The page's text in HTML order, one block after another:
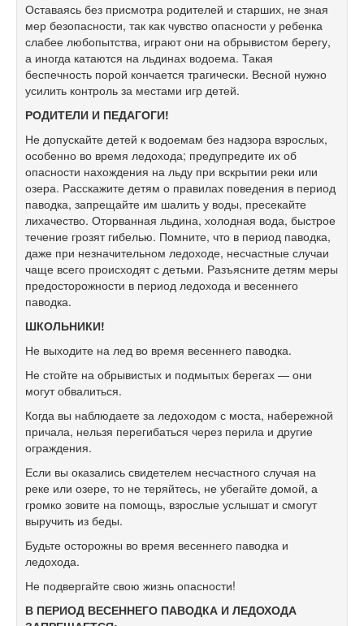
Оставаясь без присмотра родителей и старших, не зная
мер безопасности, так как чувство опасности у ребенка
слабее любопытства, играют они на обрывистом берегу,
а иногда катаются на льдинах водоема. Такая
беспечность порой кончается трагически. Весной нужно
усилить контроль за местами игр детей.
РОДИТЕЛИ И ПЕДАГОГИ!
Не допускайте детей к водоемам без надзора взрослых,
особенно во время ледохода; предупредите их об
опасности нахождения на льду при вскрытии реки или
озера. Расскажите детям о правилах поведения в период
паводка, запрещайте им шалить у воды, пресекайте
лихачество. Оторванная льдина, холодная вода, быстрое
течение грозят гибелью. Помните, что в период паводка,
даже при незначительном ледоходе, несчастные случаи
чаще всего происходят с детьми. Разъясните детям меры
предосторожности в период ледохода и весеннего
паводка.
ШКОЛЬНИКИ!
Не выходите на лед во время весеннего паводка.
Не стойте на обрывистых и подмытых берегах — они
могут обвалиться.
Когда вы наблюдаете за ледоходом с моста, набережной
причала, нельзя перегибаться через перила и другие
ограждения.
Если вы оказались свидетелем несчастного случая на
реке или озере, то не теряйтесь, не убегайте домой, а
громко зовите на помощь, взрослые услышат и смогут
выручить из беды.
Будьте осторожны во время весеннего паводка и
ледохода.
Не подвергайте свою жизнь опасности!
В ПЕРИОД ВЕСЕННЕГО ПАВОДКА И ЛЕДОХОДА